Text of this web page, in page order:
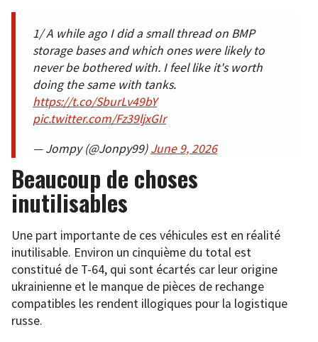
1/ A while ago I did a small thread on BMP
storage bases and which ones were likely to
never be bothered with. I feel like it's worth
doing the same with tanks.
https://t.co/SburLv49bY
pic.twitter.com/Fz39ljxGIr
— Jompy (@Jonpy99)June 9, 2026
Beaucoup de choses
inutilisables
Une part importante de ces véhicules est en réalité
inutilisable. Environ un cinquième du total est
constitué de T-64, qui sont écartés car leur origine
ukrainienne et le manque de pièces de rechange
compatibles les rendent illogiques pour la logistique
russe.